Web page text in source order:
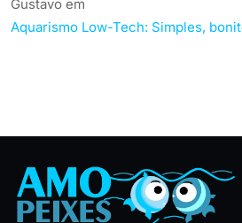
Gustavo em
Aquarismo Low-Tech: Simples,